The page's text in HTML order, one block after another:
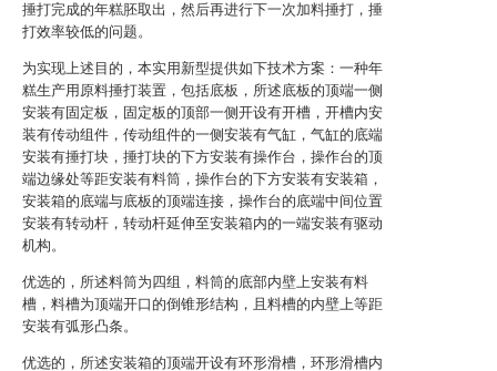
捶打完成的年糕胚取出，然后再进行下一次加料捶打，捶
打效率较低的问题。
为实现上述目的，本实用新型提供如下技术方案：一种年
糕生产用原料捶打装置，包括底板，所述底板的顶端一侧
安装有固定板，固定板的顶部一侧开设有开槽，开槽内安
装有传动组件，传动组件的一侧安装有气缸，气缸的底端
安装有捶打块，捶打块的下方安装有操作台，操作台的顶
端边缘处等距安装有料筒，操作台的下方安装有安装箱，
安装箱的底端与底板的顶端连接，操作台的底端中间位置
安装有转动杆，转动杆延伸至安装箱内的一端安装有驱动
机构。
优选的，所述料筒为四组，料筒的底部内壁上安装有料
槽，料槽为顶端开口的倒锥形结构，且料槽的内壁上等距
安装有弧形凸条。
优选的，所述安装箱的顶端开设有环形滑槽，环形滑槽内